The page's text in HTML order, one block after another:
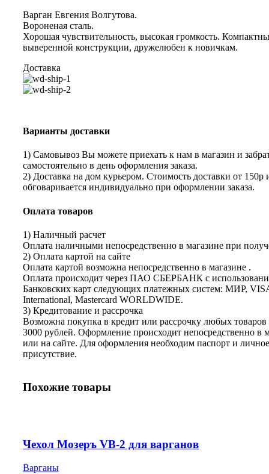
Варган Евгения Волгутова.
Вороненая сталь.
Хорошая чувствительность, высокая громкость.
выверенной конструкции, дружелюбен к новичкам.
Доставка
Варианты доставки
1) Самовывоз Вы можете приехать к нам в магазин и
самостоятельно в день оформления заказа.
2) Доставка на дом курьером. Стоимость доставки от 150р
обговаривается индивидуально при оформлении заказа.
Оплата товаров
1) Наличный расчет
Оплата наличными непосредственно в магазине при
2) Оплата картой на сайте
Оплата картой возможна непосредственно в магазине .
Оплата происходит через ПАО СБЕРБАНК с
Банковских карт следующих платежных систем: МИР,
International, Mastercard WORLDWIDE.
3) Кредитование и рассрочка
Возможна покупка в кредит или рассрочку любых
3000 рублей. Оформление происходит непосредственно в
или на сайте. Для оформления необходим паспорт и личное
присутствие.
Похожие товары
Чехол Мозеръ VB-2 для варганов
Варганы